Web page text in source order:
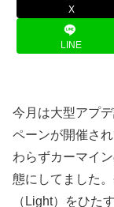
X
LINE
今月は大型アプ
ペーンが開催さ
わらずカーマイ
態にしてました
（Light）をひた